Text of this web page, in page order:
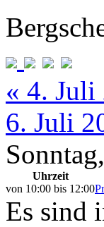
« 4. Juli
6. Juli
Uhrzeit
von 10:00 bis 12:00
Es sind